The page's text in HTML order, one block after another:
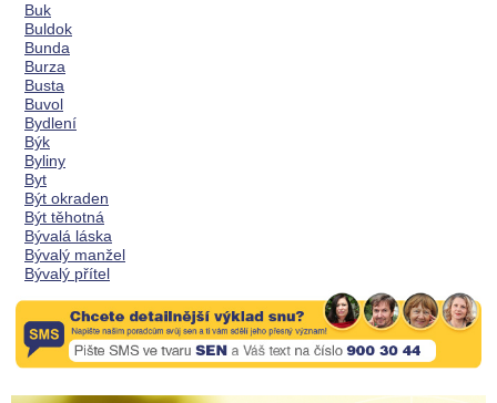
Buk
Buldok
Bunda
Burza
Busta
Buvol
Bydlení
Býk
Byliny
Byt
Být okraden
Být těhotná
Bývalá láska
Bývalý manžel
Bývalý přítel